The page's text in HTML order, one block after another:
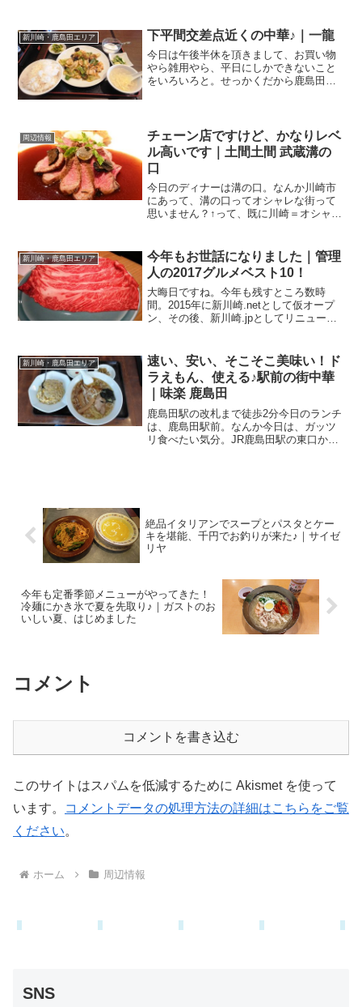
が、雨が降らない日はジメジメして暑い
ですよねー。気温の高い日っ...
新川崎・鹿島田エリア 下平間交差点近くの中華♪｜一龍
今日は午後半休を頂きまして、お買い物
やら雑用やら、平日にしかできないこと
をいろいろと。せっかくだから鹿島田で
道と交わる下平間の交差...
周辺情報
チェーン店ですけど、かなりレベ
ル高いです｜土間土間 武蔵溝の
口
今日のディナーは溝の口。なんか川崎市
にあって、溝の口ってオシャレな街って
思いません？↑って、既に川崎＝オシャレ
乗る路線、田園都市線が走っているから
でしょうね、きっと。土間土...
新川崎・鹿島田エリア
今年もお世話になりました｜管理
人の2017グルメベスト10！
大晦日ですね。今年も残すところ数時
間。2015年に新川崎.netとして仮オープ
ン、その後、新川崎.jpとしてリニューア
す。グルメを中心に新川崎・鹿島田エリ
アの情報配信し...
新川崎・鹿島田エリア
速い、安い、そこそこ美味い！ド
ラえもん、使える♪駅前の街中華
｜味楽 鹿島田
鹿島田駅の改札まで徒歩2分今日のランチ
は、鹿島田駅前。なんか今日は、ガッツ
リ食べたい気分。JR鹿島田駅の東口から
絶品イタリアンでスープとパスタとケー
キを堪能、千円でお釣りが来た♪｜サイゼ
リヤ
今年も定番季節メニューがやってきた！
冷麺にかき氷で夏を先取り♪｜ガストのお
いしい夏、はじめました
コメント
コメントを書き込む
このサイトはスパムを低減するために Akismet を使って
います。
コメントデータの処理方法の詳細はこちらをご覧
ください。
ホーム 周辺情報
SNS